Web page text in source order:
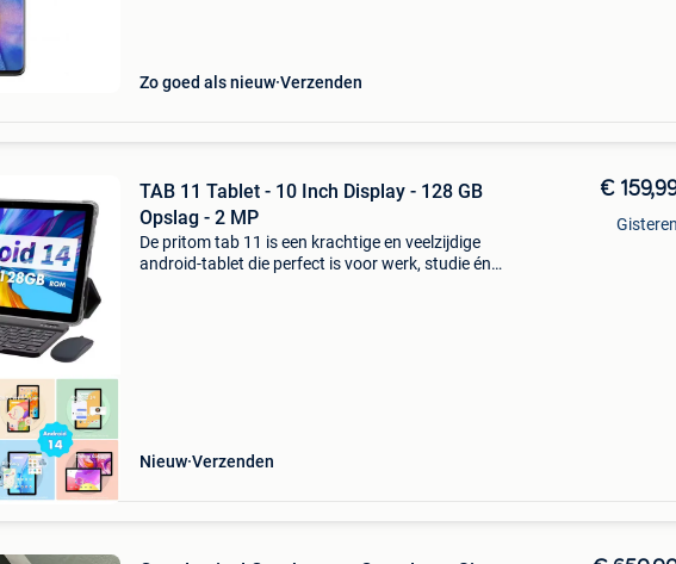
Zo goed als nieuw Verzenden
TAB 11 Tablet - 10 Inch Display - 128 GB
Opslag - 2 MP
De pritom tab 11 is een krachtige en veelzijdige
android-tablet die perfect is voor werk, studie én
Nieuw Verzenden
€
Gisteren